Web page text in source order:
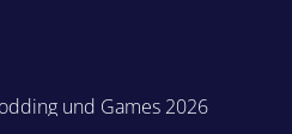
und Games 2026